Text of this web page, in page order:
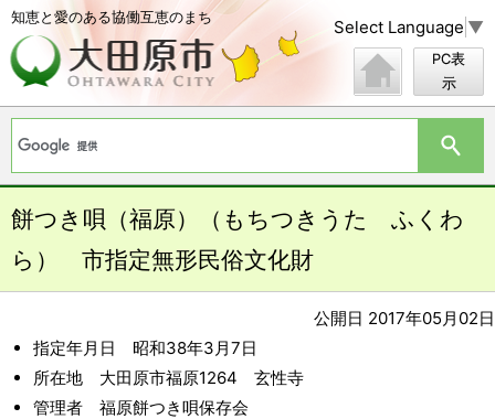
知恵と愛のある協働互恵のまち Select Language ▼
PC表
示
餅つき唄（福原）（もちつきうた ふくわ
ら） 市指定無形民俗文化財
公開日 2017年05月02日
指定年月日 昭和38年3月7日
所在地 大田原市福原1264 玄性寺
管理者 福原餅つき唄保存会